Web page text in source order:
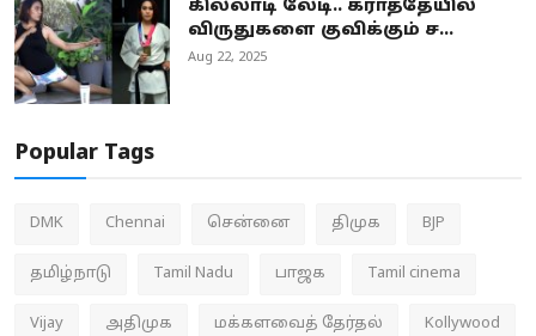
கில்லாடி லேடி.. கராத்தேயில்
விருதுகளை குவிக்கும் ச...
Aug 22, 2025
Popular Tags
DMK Chennai சென்னை திமுக BJP
தமிழ்நாடு Tamil Nadu பாஜக Tamil cinema
Vijay அதிமுக மக்களவைத் தேர்தல் Kollywood